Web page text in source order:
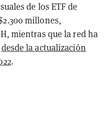
de los ETF de
millones,
mientras que la red ha
desde la actualización
.